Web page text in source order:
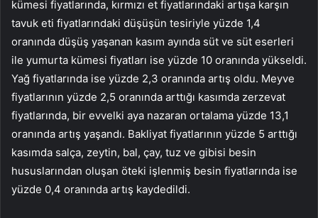
kümesi fiyatlarında, kırmızı et fiyatlarındaki artışa karşın
tavuk eti fiyatlarındaki düşüşün tesiriyle yüzde 1,4
oranında düşüş yaşanan kasım ayında süt ve süt eserleri
ile yumurta kümesi fiyatları ise yüzde 10 oranında yükseldi.
Yağ fiyatlarında ise yüzde 2,3 oranında artış oldu. Meyve
fiyatlarının yüzde 2,5 oranında arttığı kasımda zerzevat
fiyatlarında, bir evvelki aya nazaran ortalama yüzde 13,1
oranında artış yaşandı. Bakliyat fiyatlarının yüzde 5 arttığı
kasımda salça, zeytin, bal, çay, tuz ve gibisi besin
hususlarından oluşan öteki işlenmiş besin fiyatlarında ise
yüzde 0,4 oranında artış kaydedildi.